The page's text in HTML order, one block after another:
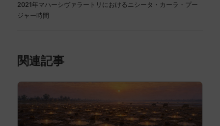
2021年マハーシヴァラートリにおけるニシータ・カーラ・プー
ジャー時間
関連記事